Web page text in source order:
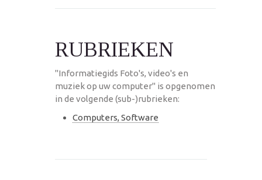
RUBRIEKEN
"Informatiegids Foto's, video's en
muziek op uw computer" is opgenomen
in de volgende (sub-)rubrieken:
Computers, Software